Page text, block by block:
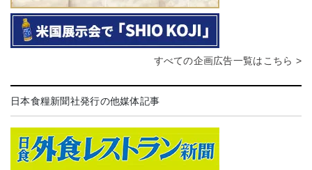
すべての企画広告一覧はこちら >
日本食糧新聞社発行の他媒体記事